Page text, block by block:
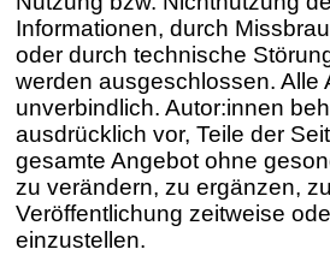
Informationen, durch
oder durch technische
werden ausgeschlossen. Alle
unverbindlich. Autor:innen
ausdrücklich vor, Teile der
gesamte Angebot ohne
zu verändern, zu ergänzen,
Veröffentlichung zeitweise
einzustellen.